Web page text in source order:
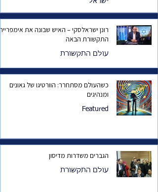
רונן ישראלסקי – האיש שבונה את
התקשורת הבאה
עולם התקשורת
כשהעולם מסתחרר: הוורטיגו של גאונים
ומנהיגים
Featured
הגברים משדרות מדיסון
עולם התקשורת